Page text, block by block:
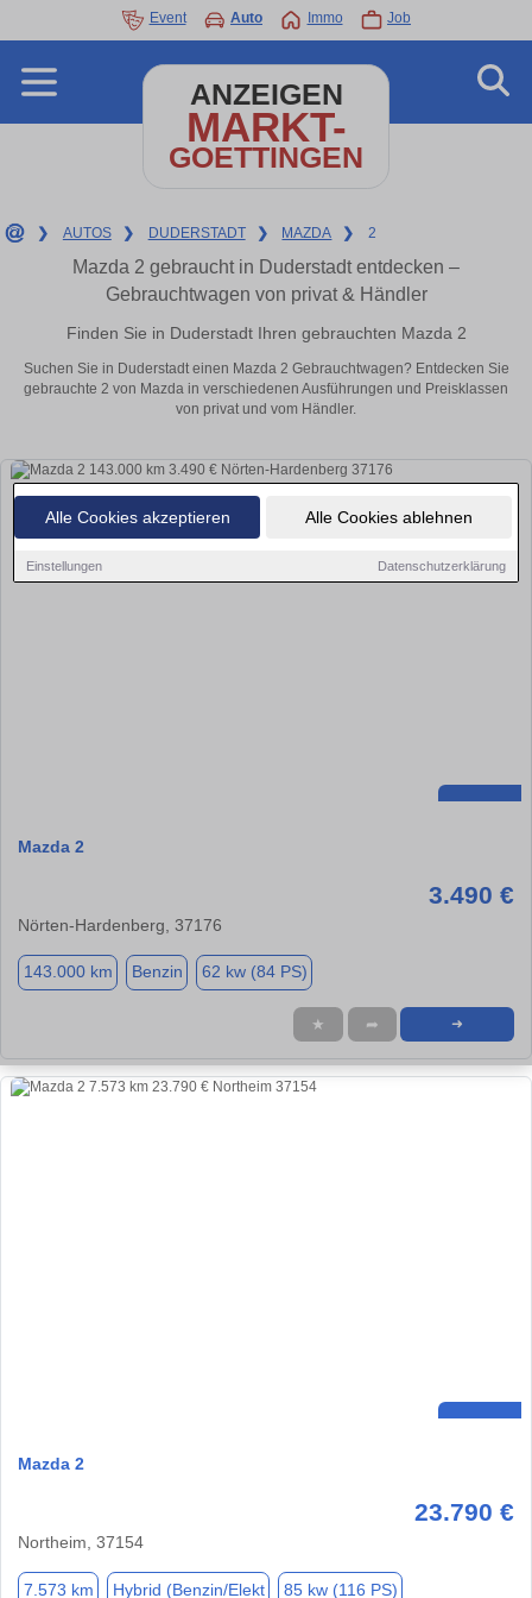
Alle Cookies akzeptieren Alle Cookies ablehnen
Einstellungen Datenschutzerklärung
Event Auto Immo Job
ANZEIGEN
MARKT-
GOETTINGEN
❯ AUTOS ❯ DUDERSTADT ❯ MAZDA ❯ 2
Mazda 2 gebraucht in Duderstadt entdecken –
Gebrauchtwagen von privat & Händler
Finden Sie in Duderstadt Ihren gebrauchten Mazda 2
Suchen Sie in Duderstadt einen Mazda 2 Gebrauchtwagen? Entdecken Sie
gebrauchte 2 von Mazda in verschiedenen Ausführungen und Preisklassen
von privat und vom Händler.
Mazda 2
3.490 €
Nörten-Hardenberg, 37176
143.000 km Benzin 62 kw (84 PS)
★ ➦ ➜
Mazda 2
23.790 €
Northeim, 37154
7.573 km Hybrid (Benzin/Elekt 85 kw (116 PS)